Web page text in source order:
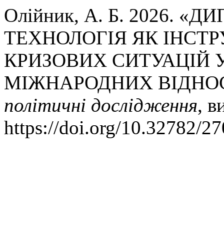
Олійник, А. Б. 2026.
ТЕХНОЛОГІЯ ЯК
КРИЗОВИХ СИТУАЦІЙ
МІЖНАРОДНИХ
політичні дослідження,
https://doi.org/10.32782/